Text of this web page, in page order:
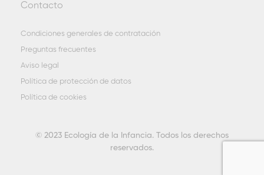
Contacto
Condiciones generales de contratación
Preguntas frecuentes
Aviso legal
Política de protección de datos
Política de cookies
© 2023 Ecología de la Infancia. Todos los derechos
reservados.